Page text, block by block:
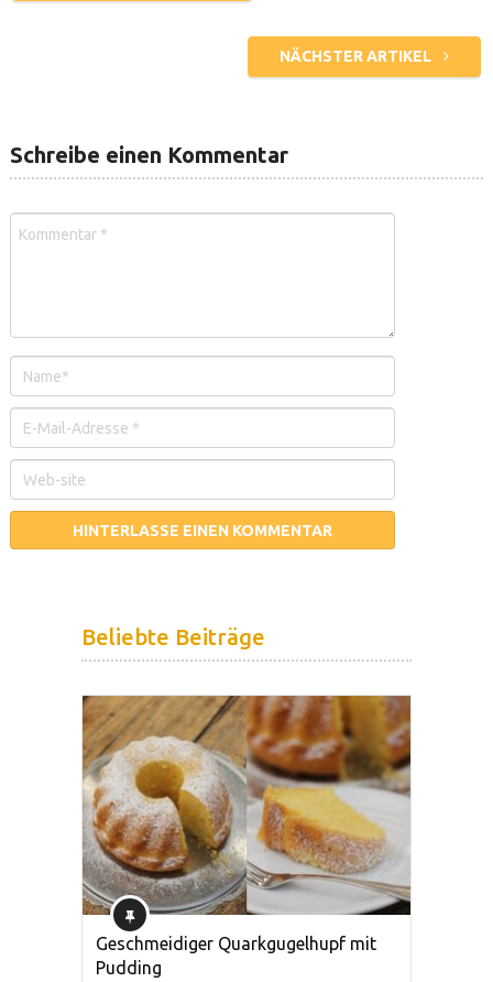
NÄCHSTER ARTIKEL
Schreibe einen Kommentar
Beliebte Beiträge
Geschmeidiger Quarkgugelhupf mit
Pudding